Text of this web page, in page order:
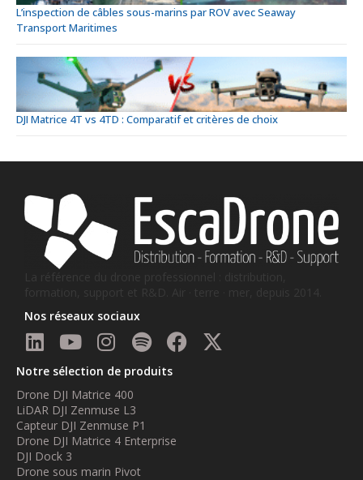
L’inspection de câbles sous-marins par ROV avec Seaway
Transport Maritimes
DJI Matrice 4T vs 4TD : Comparatif et critères de choix
La référence du drone professionnel : distribution,
formation, support et R&D. Air · terre · mer, depuis 2014.
Nos réseaux sociaux
Notre sélection de produits
Drone DJI Matrice 400
LiDAR DJI Zenmuse L3
Capteur DJI Zenmuse P1
Drone DJI Matrice 4 Enterprise
DJI Dock 3
Drone sous marin Pivot